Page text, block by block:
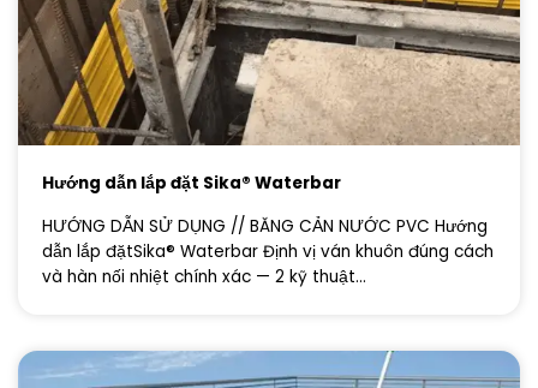
Hướng dẫn lắp đặt Sika® Waterbar
HƯỚNG DẪN SỬ DỤNG // BĂNG CẢN NƯỚC PVC Hướng
dẫn lắp đặtSika® Waterbar Định vị ván khuôn đúng cách
và hàn nối nhiệt chính xác — 2 kỹ thuật...